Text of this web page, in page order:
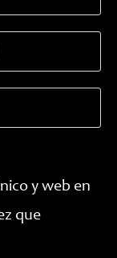
y web en
que